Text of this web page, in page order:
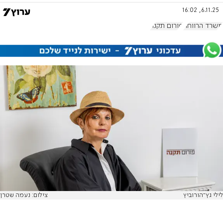
6.11.25, 16:02
משרד הרווחה פורום תקנה
לילי גץ־הורוביץ צילום: נעמה שטרן